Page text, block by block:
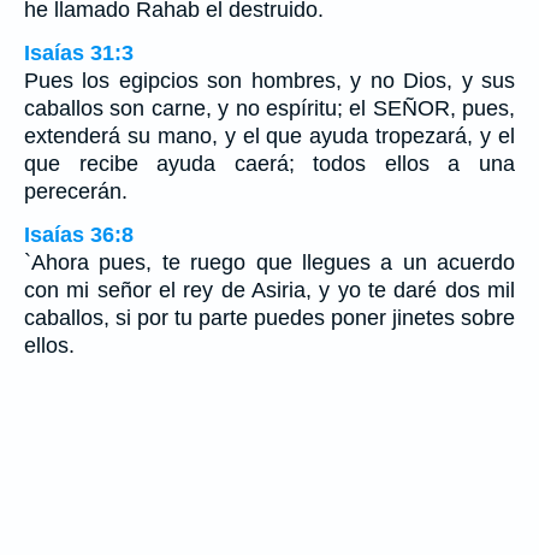
he llamado Rahab el destruido.
Isaías 31:3
Pues los egipcios son hombres, y no Dios, y sus
caballos son carne, y no espíritu; el SEÑOR, pues,
extenderá su mano, y el que ayuda tropezará, y el
que recibe ayuda caerá; todos ellos a una
perecerán.
Isaías 36:8
`Ahora pues, te ruego que llegues a un acuerdo
con mi señor el rey de Asiria, y yo te daré dos mil
caballos, si por tu parte puedes poner jinetes sobre
ellos.